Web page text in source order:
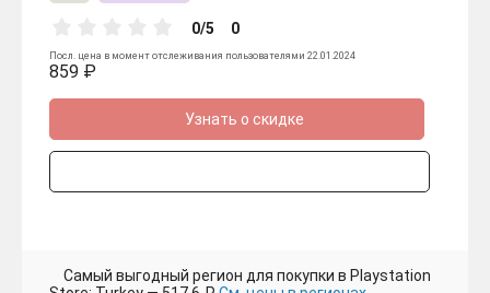
0/5 0
Посл. цена в момент отслеживания пользователями 22.01.2024
859 ₽
Узнать о скидке
Самый выгодный регион для покупки в Playstation